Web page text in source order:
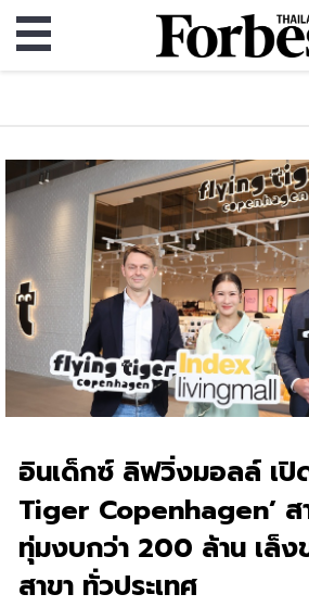
อินเด็กซ์ ลิฟวิ่งมอลล์ เปิ
Tiger Copenhagen’ ส
ทุ่มงบกว่า 200 ล้าน เล็ง
สาขา ทั่วประเทศ